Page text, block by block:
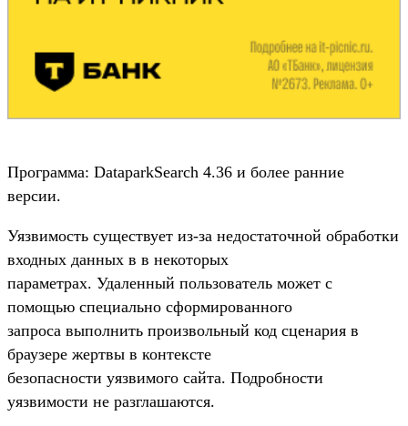
Программа: DataparkSearch 4.36 и более ранние
версии.
Уязвимость существует из-за недостаточной обработки
входных данных в в некоторых
параметрах. Удаленный пользователь может с
помощью специально сформированного
запроса выполнить произвольный код сценария в
браузере жертвы в контексте
безопасности уязвимого сайта. Подробности
уязвимости не разглашаются.